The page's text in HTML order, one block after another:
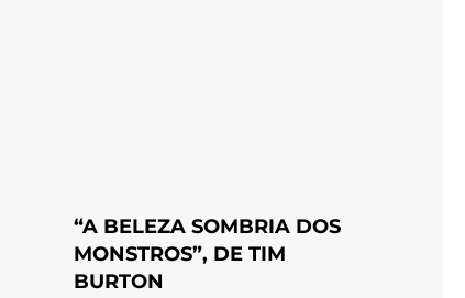
“A BELEZA SOMBRIA DOS
MONSTROS”, DE TIM
BURTON